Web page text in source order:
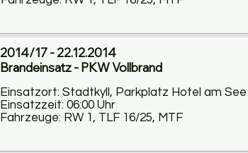
2014/17 - 22.12.2014
Brandeinsatz - PKW Vollbrand
Einsatzort: Stadtkyll, Parkplatz Hotel am See
Einsatzzeit: 06:00 Uhr
Fahrzeuge: RW 1, TLF 16/25, MTF